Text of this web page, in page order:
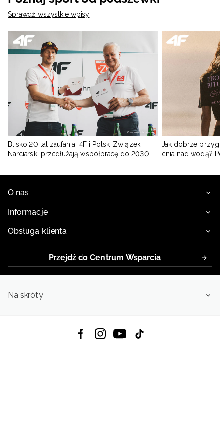
Sprawdź wszystkie wpisy
Blisko 20 lat zaufania. 4F i Polski Związek
Narciarski przedłużają współpracę do 2030
Jak dobrze
dnia nad wodą?
O nas
Informacje
Obsługa klienta
Przejdź do Centrum Wsparcia
Na skróty